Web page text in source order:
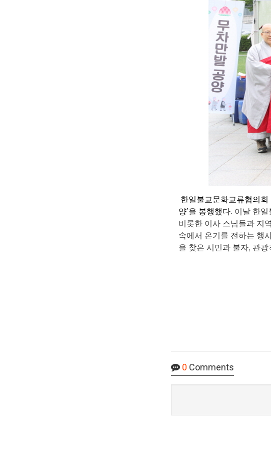
한일불교문화교류협의
양’을 봉행했다. 이날 한
비롯한 이사 스님들과 지
속에서 온기를 전하는 행
을 찾은 시민과 불자, 관
0 Comments